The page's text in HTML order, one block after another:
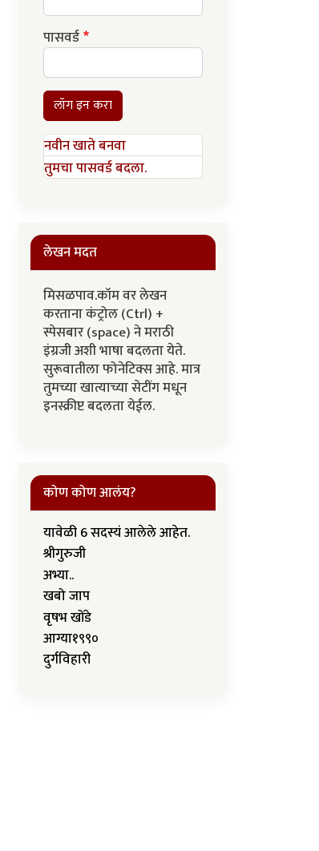
पासवर्ड
लॉग इन करा
नवीन खाते बनवा
तुमचा पासवर्ड बदला.
लेखन मदत
मिसळपाव.कॉम वर लेखन
करताना कंट्रोल (Ctrl) +
स्पेसबार (space) ने मराठी
इंग्रजी अशी भाषा बदलता येते.
सुरूवातीला फोनेटिक्स आहे. मात्र
तुमच्या खात्याच्या सेटींग मधून
इनस्क्रीप्ट बदलता येईल.
कोण कोण आलंय?
यावेळी 6 सदस्यं आलेले आहेत.
श्रीगुरुजी
अभ्या..
खबो जाप
वृषभ खोंडे
आग्या१९९०
दुर्गविहारी